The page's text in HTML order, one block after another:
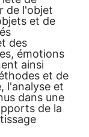
de l'objet
et de
des
émotions
ainsi
et de
l'analyse et
dans une
de la